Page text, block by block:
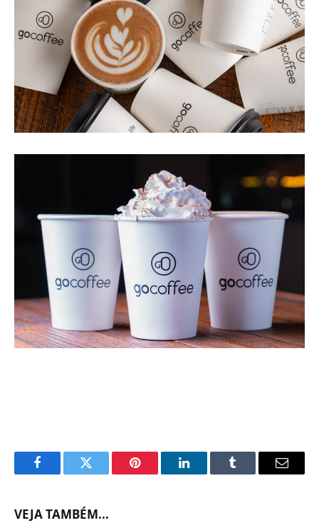
FacebookTwitter Pinterest LinkedInTumblr Email
VEJA TAMBÉM...